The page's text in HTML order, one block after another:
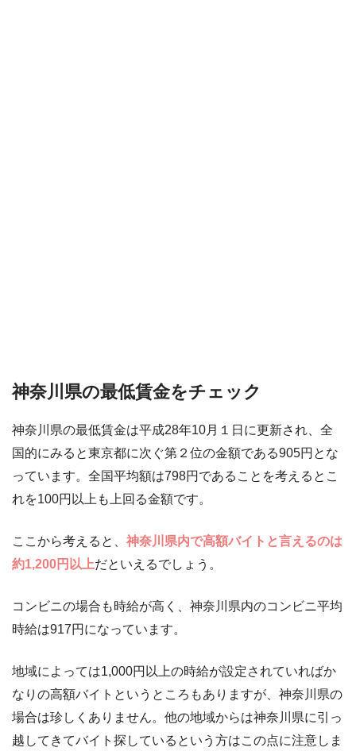
神奈川県の最低賃金をチェック
神奈川県の最低賃金は平成28年10月１日に更新され、全
国的にみると東京都に次ぐ第２位の金額である905円とな
っています。全国平均額は798円であることを考えるとこ
れを100円以上も上回る金額です。
ここから考えると、 神奈川県内で高額バイトと言えるのは
約1,200円以上だといえるでしょう。
コンビニの場合も時給が高く、神奈川県内のコンビニ平均
時給は917円になっています。
地域によっては1,000円以上の時給が設定されていればか
なりの高額バイトというところもありますが、神奈川県の
場合は珍しくありません。他の地域からは神奈川県に引っ
越してきてバイト探しているという方はこの点に注意しま